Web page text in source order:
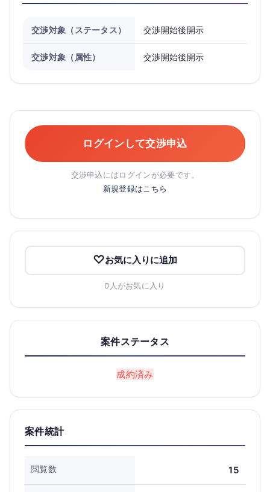
交渉対象（ステータス） 交渉開始後開示
交渉対象（属性） 交渉開始後開示
ログインして交渉申込
交渉申込にはログインが必要です。
新規登録はこちら
お気に入りに追加
0人がお気に入り
案件ステータス
成約済み
案件統計
閲覧数 15